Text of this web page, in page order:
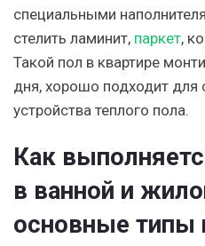
специальными
стелить ламинит, паркет,
Такой пол в квартире
дня, хорошо подходит
устройства теплого пола.
Как
в ванной и
основные типы